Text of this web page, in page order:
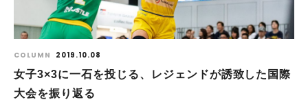
COLUMN 2019.10.08
女子3×3に一石を投じる、レジェンドが誘致した国際
大会を振り返る